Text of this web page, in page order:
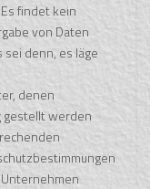
findet kein
von Daten
denn, es läge
denen
gestellt werden